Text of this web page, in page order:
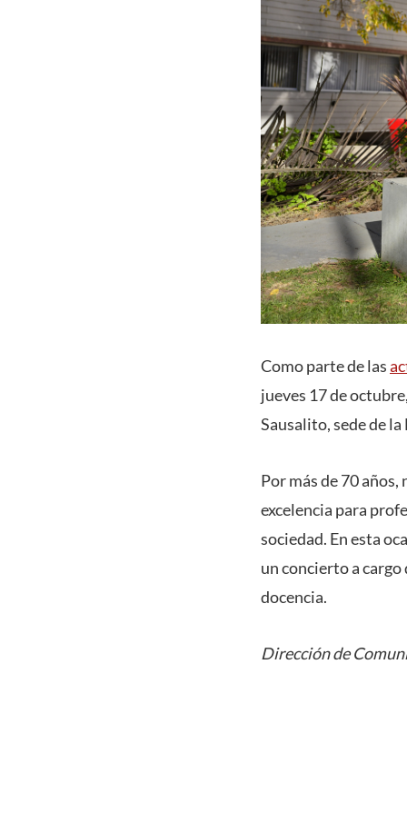
Como parte de las
jueves 17 de
Sausalito, sede de
Por más de 70
excelencia para
sociedad. En esta
un concierto a cargo
docencia.
Dirección de